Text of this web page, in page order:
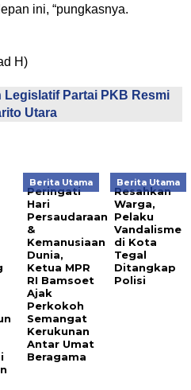
ini, “pungkasnya.
H)
Legislatif Partai PKB Resmi
Utara
Berita Utama
Peringati
Hari
Persaudaraan
&
Kemanusiaan
Dunia,
Ketua MPR
RI Bamsoet
Ajak
Perkokoh
Semangat
Kerukunan
Antar Umat
Beragama
Berita Utama
Resahkan
Warga,
Pelaku
Vandalisme
di Kota
Tegal
Ditangkap
Polisi